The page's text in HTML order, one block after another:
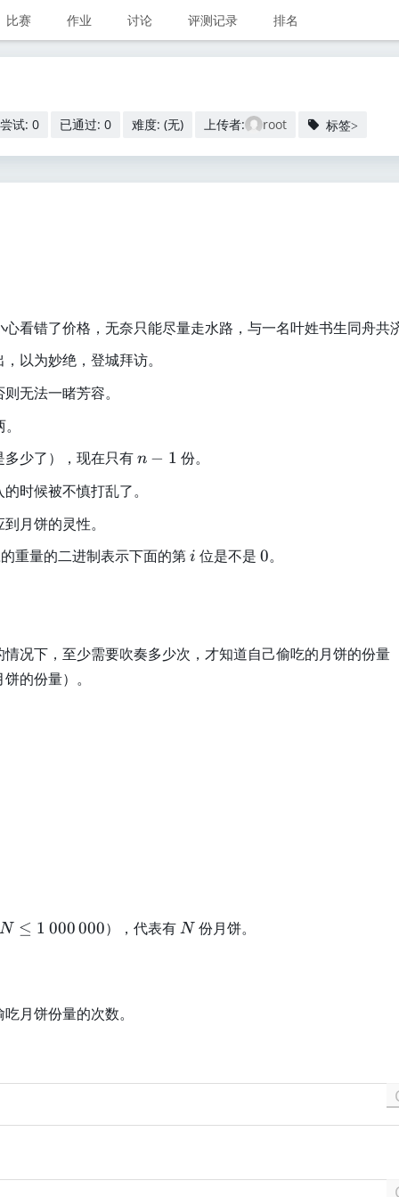
比赛 作业 讨论 评测记录 排名
尝试: 0 已通过: 0 难度: (无) 上传者: root 标签>
看错了价格，无奈只能尽量走水路，与一名叶姓书生同舟共
以为妙绝，登城拜访。
无法一睹芳容。
少了），现在只有n
1
n − 1 份。
时候被不慎打乱了。
月饼的灵性。
重量的二进制表示下面的第i
i 位是不是 0
0。
况下，至少需要吹奏多少次，才知道自己偷吃的月饼的份量
的份量）。
≤ 1 000000），代表有 N
N份月饼。
月饼份量的次数。